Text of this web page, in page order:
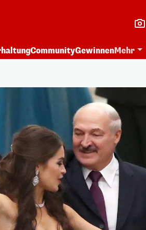
CommunityGewinnenMehr